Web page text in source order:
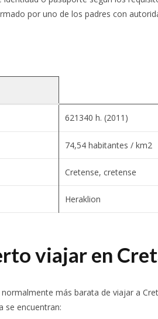
por uno de los padres con
621340 h. (2011)
74,54 habitantes / km2
Cretense, cretense
Heraklion
viajar en
más barata de viajar a
se encuentran: